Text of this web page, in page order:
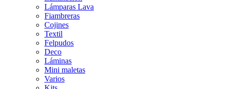
Lámparas Lava
Fiambreras
Cojines
Textil
Felpudos
Deco
Láminas
Mini maletas
Varios